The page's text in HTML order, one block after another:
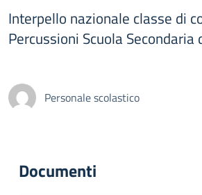
Interpello nazionale classe di
Percussioni Scuola Secondaria
Personale scolastico
Documenti